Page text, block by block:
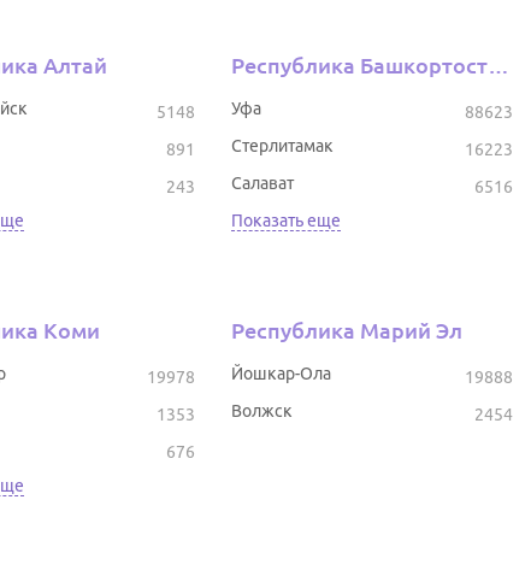
Алтай
5148
891
243
Республика Башкортостан
88623
Уфа
16223
Стерлитамак
6516
Салават
Показать еще
Коми
19978
1353
676
Республика Марий Эл
19888
Йошкар-Ола
2454
Волжск